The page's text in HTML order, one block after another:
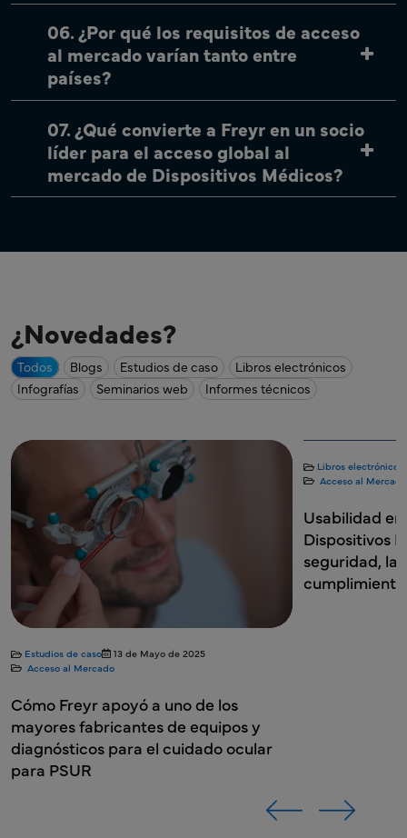
06. ¿Por qué los requisitos de acceso
al mercado varían tanto entre
países?
07. ¿Qué convierte a Freyr en un socio
líder para el acceso global al
mercado de Dispositivos Médicos?
¿Novedades?
Todos Blogs Estudios de caso
Libros electrónicos
Infografías
Seminarios web Informes técnicos
5 de mayo de 2025
Acceso al Mercado
Usabilidad en el desarrollo de
Dispositivos Médicos: Garantizando la
seguridad, la eficiencia y el
cumplimiento
Estudios de caso
Acceso al Mercado
Cómo Freyr
US a
etiqueta